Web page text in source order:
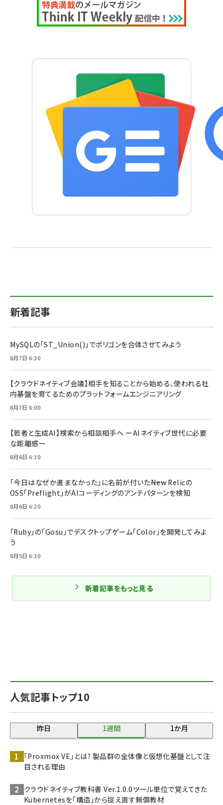
人気記事トップ10
昨日 1週間 1か月
「Proxmox VE」とは? 製品群の全体像と仮想化基盤として注
目される理由
クラウドネイティブ教科書 Ver.1.0.0――ツール単位で覚えてきた
Kubernetesを「構造」から捉え直す無償教材
新着記事
MySQLの「ST_Union()」でポリゴンを合体させてみよう
8月7日 6:30
【クラウドネイティブ会議】相手を知ることから始める、使われる社
内基盤を育てるためのプラットフォームエンジニアリング
8月7日 6:00
【若者と生成AI】検索から相談相手へ ーAIネイティブ世代に必要
な距離感ー
8月6日 6:30
「今日はなぜか進まなかった」に名前が付いた――New Relicの
OSS「Preflight」がAIコーディングのアンチパターンを検知
8月6日 6:20
「Ruby」の「Gosu」でデスクトップゲーム「Color」を開発してみよ
う
8月5日 6:30
新着記事をもっと見る